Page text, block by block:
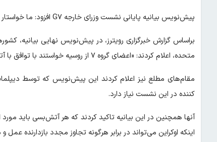
پیش‌نویس بیانیه پایانی نشست وزرای خارجه G۷ افزود: ما خواستار تضمین‌های امنیتی برای کمک به اوکراین برای دفاع از خود هستیم.
متحده، اعلام کردند: «اعضای گروه ۷ از روسیه خواستند با توافق با آتش‌بس در شرایط مساوی و اجرای کامل آن، همراه شود.»
مقام‌های مطلع نیز اعلام کردند این پیش‌نویس که توسط
کننده در این نشست نیاز دارد.
آنها همچنین در این بیانیه تاکید کردند که هر آتش‌بسی باید مورد
اینکه اوکراین می‌تواند در برابر هرگونه تجاوز مجدد بازدارنده عمل